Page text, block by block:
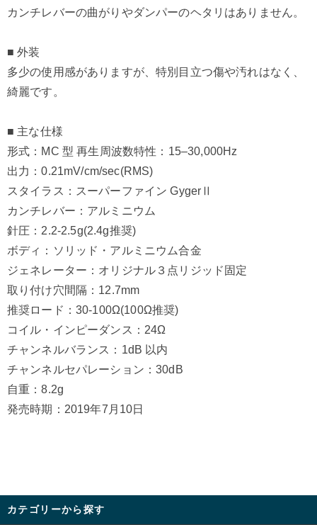
カンチレバーの曲がりやダンパーのヘタリはありません。
■ 外装
多少の使用感がありますが、特別目立つ傷や汚れはなく、
綺麗です。
■ 主な仕様
形式：MC 型 再生周波数特性：15–30,000Hz
出力：0.21mV/cm/sec(RMS)
スタイラス：スーパーファイン GygerⅡ
カンチレバー：アルミニウム
針圧：2.2-2.5g(2.4g推奨)
ボディ：ソリッド・アルミニウム合金
ジェネレーター：オリジナル３点リジッド固定
取り付け穴間隔：12.7mm
推奨ロード：30-100Ω(100Ω推奨)
コイル・インピーダンス：24Ω
チャンネルバランス：1dB 以内
チャンネルセパレーション：30dB
自重：8.2g
発売時期：2019年7月10日
カテゴリーから探す